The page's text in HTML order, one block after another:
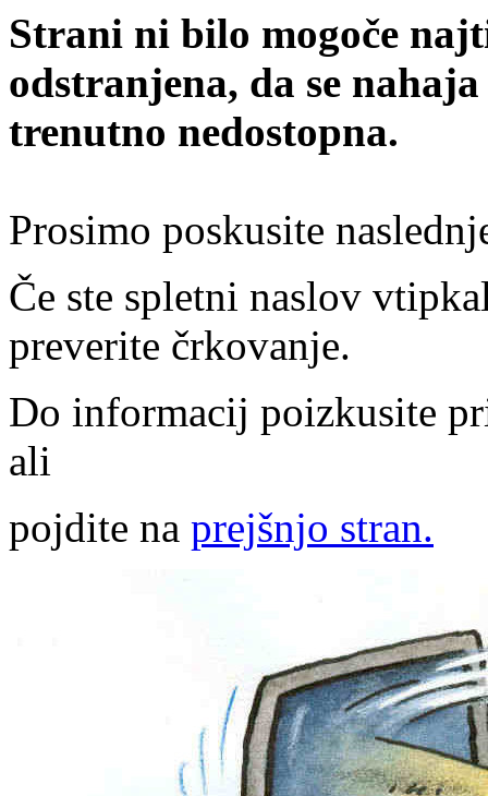
Strani ni bilo mogoče
odstranjena, da se
trenutno nedostopna.
Prosimo poskusite
Če ste spletni naslov
preverite črkovanje.
Do informacij poizkusite
ali
pojdite na prejšnjo stran.